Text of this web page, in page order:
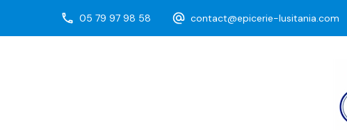
05 79 97 98 58 contact@epicerie-lusitania.com